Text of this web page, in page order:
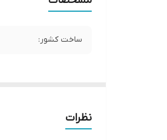
ساخت کشور:
نظرات